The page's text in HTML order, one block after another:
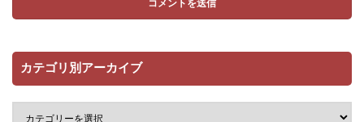
カテゴリ別アーカイブ